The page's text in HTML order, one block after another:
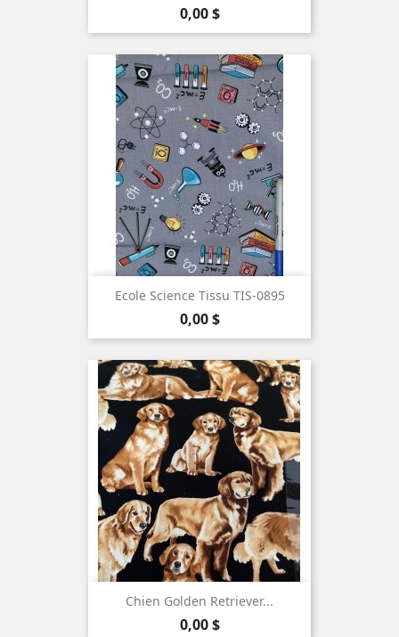
Prix
0,00 $
Ecole Science Tissu TIS-0895
Prix
0,00 $
Chien Golden Retriever...
Prix
0,00 $